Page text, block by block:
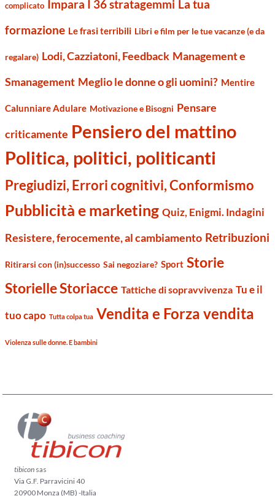
complicato Impara I 36 stratagemmi La tua
formazione Le frasi terribili Libri e film per le tue vacanze (e da
regalare) Lodi, Cazziatoni, Feedback Management e
Smanagement Meglio le donne o gli uomini? Mentire
Calunniare Adulare Motivazione e Bisogni Pensare
criticamente Pensiero del mattino
Politica, politici, politicanti
Pregiudizi, Errori cognitivi, Conformismo
Pubblicità e marketing Quiz, Enigmi. Indagini
Resistere, ferocemente, al cambiamento Retribuzioni
Ritirarsi con (in)successo Sai negoziare? Sport Storie
Storielle Storiacce Tattiche di sopravvivenza Tu e il
tuo capo Tutta colpa tua Vendita e Forza vendita
Violenza sulle donne. E bambini
tibicon sas
Via G.F. Parravicini 40
20900 Monza (MB) -Italia